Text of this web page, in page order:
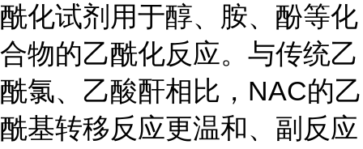
酰化试剂用于醇、胺、酚等化
合物的乙酰化反应。与传统乙
酰氯、乙酸酐相比，NAC的乙
酰基转移反应更温和、副反应